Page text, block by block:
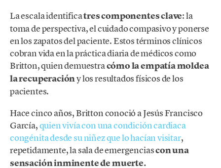
La escala identificatres componentes clave: la
toma de perspectiva, el cuidado compasivo y ponerse
en los zapatos del paciente. Estos términos clínicos
cobran vida en la práctica diaria de médicos como
Britton, quien demuestracómo la empatía moldea
la recuperacióny los resultados físicos de los
pacientes.
Hace cinco años, Britton conoció a Jesús Francisco
García,quien vivía con una condición cardiaca
congénita desde su niñez que lo hacían visitar,
repetidamente, la sala de emergenciascon una
sensación inminente de muerte.